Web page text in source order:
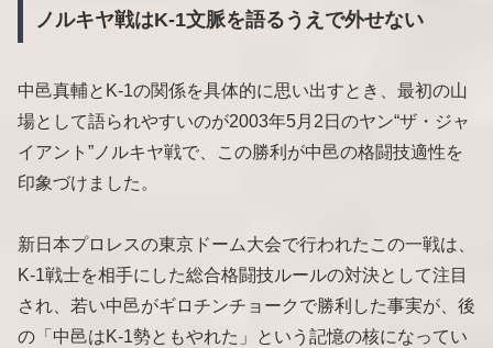
ノルキヤ戦はK-1文脈を語るうえで外せない
中邑真輔とK-1の関係を具体的に思い出すとき、最初の山
場として語られやすいのが2003年5月2日のヤン“ザ・ジャ
イアント”ノルキヤ戦で、この勝利が中邑の格闘技適性を
印象づけました。
新日本プロレスの東京ドーム大会で行われたこの一戦は、
K-1戦士を相手にした総合格闘技ルールの対決として注目
され、若い中邑がギロチンチョークで勝利した事実が、後
の「中邑はK-1勢ともやれた」という記憶の核になってい